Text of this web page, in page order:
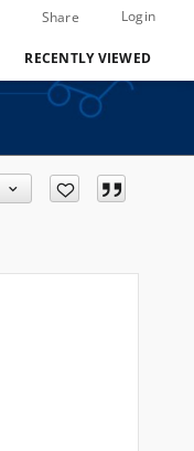
Share Login
RECENTLY VIEWED